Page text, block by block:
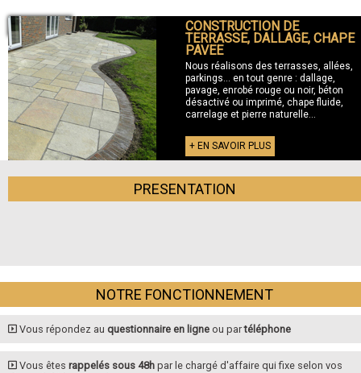
+ TERRASSE CONSTRUCTION DE
TERRASSE, DALLAGE, CHAPE
PAVEE
Nous réalisons des terrasses, allées,
parkings... en tout genre : dallage,
pavage, enrobé rouge ou noir, béton
désactivé ou imprimé, chape fluide,
carrelage et pierre naturelle...
+ EN SAVOIR PLUS
PRESENTATION
NOTRE FONCTIONNEMENT
Vous répondez au questionnaire en ligne ou partéléphone
Vous êtesrappelés sous 48h par le chargé d'affaire qui fixe selon vos